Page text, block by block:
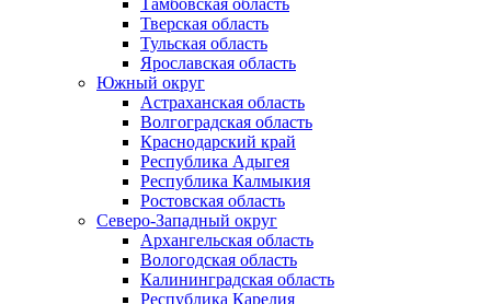
Тамбовская область
Тверская область
Тульская область
Ярославская область
Южный округ
Астраханская область
Волгоградская область
Краснодарский край
Республика Адыгея
Республика Калмыкия
Ростовская область
Северо-Западный округ
Архангельская область
Вологодская область
Калининградская область
Республика Карелия